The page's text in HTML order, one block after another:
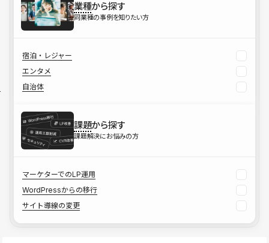
業種から探す
同業種の事例を知りたい方
宿泊・レジャー
エンタメ
自治体
課題から探す
課題解決にお悩みの方
マーケターでのLP運用
WordPressからの移行
サイト導線の変更